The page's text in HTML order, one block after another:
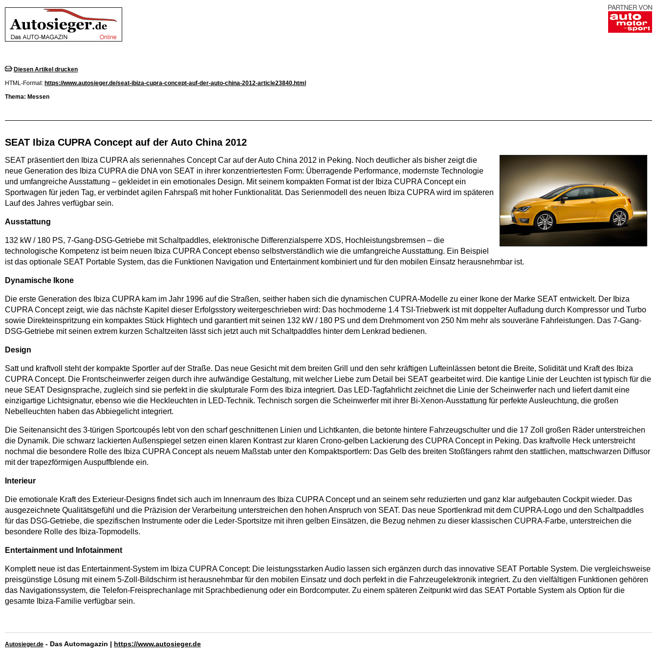
Diesen Artikel drucken
HTML-Format: https://www.autosieger.de/seat-ibiza-cupra-concept-auf-der-auto-china-2012-article23840.html
Thema: Messen
SEAT Ibiza CUPRA Concept auf der Auto China 2012
SEAT präsentiert den Ibiza CUPRA als seriennahes Concept Car auf der Auto China 2012 in Peking. Noch deutlicher als bisher zeigt die
neue Generation des Ibiza CUPRA die DNA von SEAT in ihrer konzentriertesten Form: Überragende Performance, modernste Technologie
und umfangreiche Ausstattung – gekleidet in ein emotionales Design. Mit seinem kompakten Format ist der Ibiza CUPRA Concept ein
Sportwagen für jeden Tag, er verbindet agilen Fahrspaß mit hoher Funktionalität. Das Serienmodell des neuen Ibiza CUPRA wird im späteren
Lauf des Jahres verfügbar sein.
Ausstattung
132 kW / 180 PS, 7-Gang-DSG-Getriebe mit Schaltpaddles, elektronische Differenzialsperre XDS, Hochleistungsbremsen – die
technologische Kompetenz ist beim neuen Ibiza CUPRA Concept ebenso selbstverständlich wie die umfangreiche Ausstattung. Ein Beispiel
ist das optionale SEAT Portable System, das die Funktionen Navigation und Entertainment kombiniert und für den mobilen Einsatz herausnehmbar ist.
Dynamische Ikone
Die erste Generation des Ibiza CUPRA kam im Jahr 1996 auf die Straßen, seither haben sich die dynamischen CUPRA-Modelle zu einer Ikone der Marke SEAT entwickelt. Der Ibiza
CUPRA Concept zeigt, wie das nächste Kapitel dieser Erfolgsstory weitergeschrieben wird: Das hochmoderne 1.4 TSI-Triebwerk ist mit doppelter Aufladung durch Kompressor und Turbo
sowie Direkteinspritzung ein kompaktes Stück Hightech und garantiert mit seinen 132 kW / 180 PS und dem Drehmoment von 250 Nm mehr als souveräne Fahrleistungen. Das 7-Gang-
DSG-Getriebe mit seinen extrem kurzen Schaltzeiten lässt sich jetzt auch mit Schaltpaddles hinter dem Lenkrad bedienen.
Design
Satt und kraftvoll steht der kompakte Sportler auf der Straße. Das neue Gesicht mit dem breiten Grill und den sehr kräftigen Lufteinlässen betont die Breite, Solidität und Kraft des Ibiza
CUPRA Concept. Die Frontscheinwerfer zeigen durch ihre aufwändige Gestaltung, mit welcher Liebe zum Detail bei SEAT gearbeitet wird. Die kantige Linie der Leuchten ist typisch für die
neue SEAT Designsprache, zugleich sind sie perfekt in die skulpturale Form des Ibiza integriert. Das LED-Tagfahrlicht zeichnet die Linie der Scheinwerfer nach und liefert damit eine
einzigartige Lichtsignatur, ebenso wie die Heckleuchten in LED-Technik. Technisch sorgen die Scheinwerfer mit ihrer Bi-Xenon-Ausstattung für perfekte Ausleuchtung, die großen
Nebelleuchten haben das Abbiegelicht integriert.
Die Seitenansicht des 3-türigen Sportcoupés lebt von den scharf geschnittenen Linien und Lichtkanten, die betonte hintere Fahrzeugschulter und die 17 Zoll großen Räder unterstreichen
die Dynamik. Die schwarz lackierten Außenspiegel setzen einen klaren Kontrast zur klaren Crono-gelben Lackierung des CUPRA Concept in Peking. Das kraftvolle Heck unterstreicht
nochmal die besondere Rolle des Ibiza CUPRA Concept als neuem Maßstab unter den Kompaktsportlern: Das Gelb des breiten Stoßfängers rahmt den stattlichen, mattschwarzen Diffusor
mit der trapezförmigen Auspuffblende ein.
Interieur
Die emotionale Kraft des Exterieur-Designs findet sich auch im Innenraum des Ibiza CUPRA Concept und an seinem sehr reduzierten und ganz klar aufgebauten Cockpit wieder. Das
ausgezeichnete Qualitätsgefühl und die Präzision der Verarbeitung unterstreichen den hohen Anspruch von SEAT. Das neue Sportlenkrad mit dem CUPRA-Logo und den Schaltpaddles
für das DSG-Getriebe, die spezifischen Instrumente oder die Leder-Sportsitze mit ihren gelben Einsätzen, die Bezug nehmen zu dieser klassischen CUPRA-Farbe, unterstreichen die
besondere Rolle des Ibiza-Topmodells.
Entertainment und Infotainment
Komplett neue ist das Entertainment-System im Ibiza CUPRA Concept: Die leistungsstarken Audio lassen sich ergänzen durch das innovative SEAT Portable System. Die vergleichsweise
preisgünstige Lösung mit einem 5-Zoll-Bildschirm ist herausnehmbar für den mobilen Einsatz und doch perfekt in die Fahrzeugelektronik integriert. Zu den vielfältigen Funktionen gehören
das Navigationssystem, die Telefon-Freisprechanlage mit Sprachbedienung oder ein Bordcomputer. Zu einem späteren Zeitpunkt wird das SEAT Portable System als Option für die
gesamte Ibiza-Familie verfügbar sein.
Autosieger.de - Das Automagazin | https://www.autosieger.de